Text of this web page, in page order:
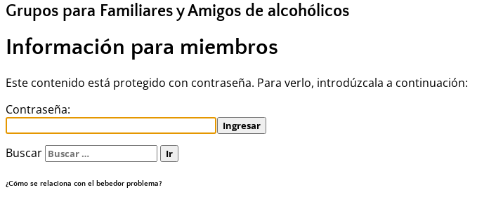
Grupos para Familiares y Amigos de alcohólicos
Información para miembros
Este contenido está protegido con contraseña. Para verlo, introdúzcala a continuación:
Contraseña:
Buscar
¿Cómo se relaciona con el bebedor problema?